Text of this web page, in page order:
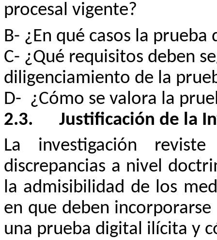
procesal vigente?
B- ¿En qué casos la
C- ¿Qué requisitos deben
diligenciamiento de la
D- ¿Cómo se valora la
2.3.
Justificación de la
La investigación reviste
discrepancias a nivel
la admisibilidad de los
en que deben
una prueba digital ilícita y